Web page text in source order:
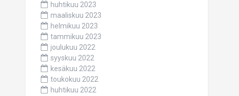
huhtikuu 2023
maaliskuu 2023
helmikuu 2023
tammikuu 2023
joulukuu 2022
syyskuu 2022
kesäkuu 2022
toukokuu 2022
huhtikuu 2022